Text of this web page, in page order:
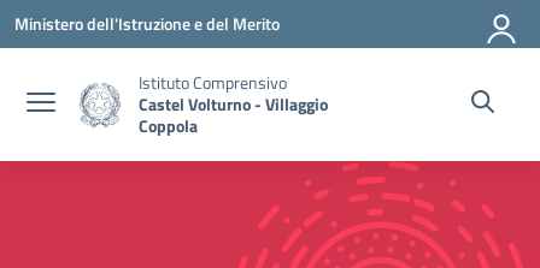
Vai ai contenuti
Vai al menu di navigazione
Vai al footer
Ministero dell'Istruzione e del Merito
Istituto Comprensivo
Castel Volturno - Villaggio
Coppola